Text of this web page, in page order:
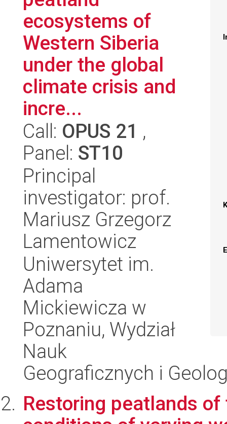
ecosystems of
Western Siberia
under the global
climate crisis and
incre...
Call: OPUS 21 ,
Panel: ST10
Principal
investigator: prof.
Mariusz Grzegorz
Lamentowicz
Uniwersytet im.
Adama
Mickiewicza w
Poznaniu, Wydział
Nauk
Geograficznych i
Restoring peatlands